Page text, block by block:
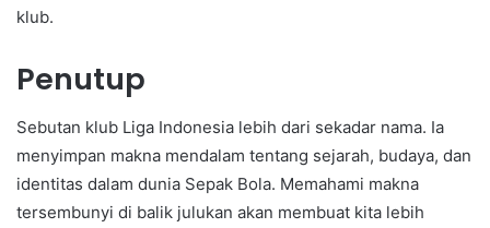
klub.
Penutup
Sebutan klub Liga Indonesia lebih dari sekadar nama. Ia
menyimpan makna mendalam tentang sejarah, budaya, dan
identitas dalam dunia Sepak Bola. Memahami makna
tersembunyi di balik julukan akan membuat kita lebih